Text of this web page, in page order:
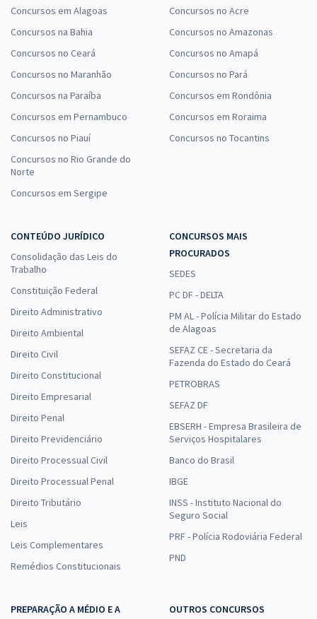
Concursos em Alagoas
Concursos na Bahia
Concursos no Ceará
Concursos no Maranhão
Concursos na Paraíba
Concursos em Pernambuco
Concursos no Piauí
Concursos no Rio Grande do
Norte
Concursos em Sergipe
Concursos no Acre
Concursos no Amazonas
Concursos no Amapá
Concursos no Pará
Concursos em Rondônia
Concursos em Roraima
Concursos no Tocantins
CONTEÚDO JURÍDICO
Consolidação das Leis do
Trabalho
Constituição Federal
Direito Administrativo
Direito Ambiental
Direito Civil
Direito Constitucional
Direito Empresarial
Direito Penal
Direito Previdenciário
Direito Processual Civil
Direito Processual Penal
Direito Tributário
Leis
Leis Complementares
Remédios Constitucionais
CONCURSOS MAIS
PROCURADOS
SEDES
PC DF - DELTA
PM AL - Polícia Militar do Estado
de Alagoas
SEFAZ CE - Secretaria da
Fazenda do Estado do Ceará
PETROBRAS
SEFAZ DF
EBSERH - Empresa Brasileira de
Serviços Hospitalares
Banco do Brasil
IBGE
INSS - Instituto Nacional do
Seguro Social
PRF - Polícia Rodoviária Federal
PND
PREPARAÇÃO A MÉDIO E A
OUTROS CONCURSOS